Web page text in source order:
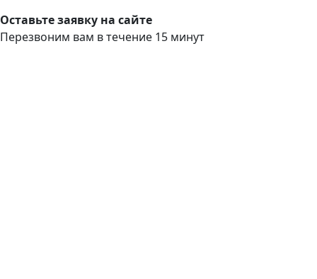
Оставьте заявку на сайте
Перезвоним вам в течение 15 минут